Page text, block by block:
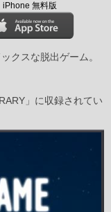
iPhone 無料版
クスな脱出ゲーム。
」に収録されてい